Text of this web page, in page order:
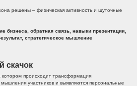
решены – физическая активность и шуточные
бизнеса, обратная связь, навыки презентации,
стратегическое мышление
скачок
котором происходит трансформация
мышления участников и выявляются персональные